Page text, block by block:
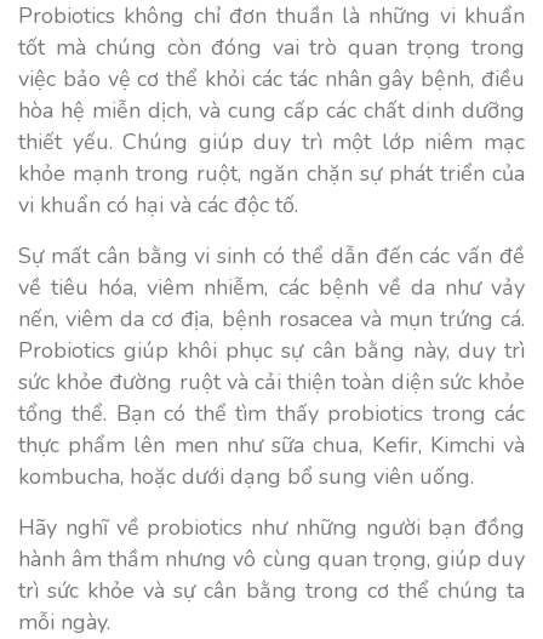
Probiotics không chỉ đơn thuần là những vi khuẩn
tốt mà chúng còn đóng vai trò quan trọng trong
việc bảo vệ cơ thể khỏi các tác nhân gây bệnh, điều
hòa hệ miễn dịch, và cung cấp các chất dinh dưỡng
thiết yếu. Chúng giúp duy trì một lớp niêm mạc
khỏe mạnh trong ruột, ngăn chặn sự phát triển của
vi khuẩn có hại và các độc tố.
Sự mất cân bằng vi sinh có thể dẫn đến các vấn đề
về tiêu hóa, viêm nhiễm, các bệnh về da như vảy
nến, viêm da cơ địa, bệnh rosacea và mụn trứng cá.
Probiotics giúp khôi phục sự cân bằng này, duy trì
sức khỏe đường ruột và cải thiện toàn diện sức khỏe
tổng thể. Bạn có thể tìm thấy probiotics trong các
thực phẩm lên men như sữa chua, Kefir, Kimchi và
kombucha, hoặc dưới dạng bổ sung viên uống.
Hãy nghĩ về probiotics như những người bạn đồng
hành âm thầm nhưng vô cùng quan trọng, giúp duy
trì sức khỏe và sự cân bằng trong cơ thể chúng ta
mỗi ngày.